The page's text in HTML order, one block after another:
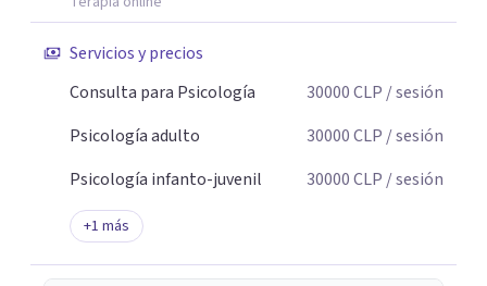
Servicios y precios
Consulta para Psicología
30000CLP / sesión
Psicología adulto
30000CLP / sesión
Psicología infanto-juvenil
30000CLP / sesión
+1 más